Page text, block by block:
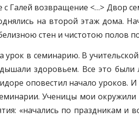
с Галей возвращение <…> Двор
на второй этаж дома.
стен и чистотою полов
урок в семинарию. В
дышали здоровьем. Все это
оповестил начало уроков.
Ученицы мои
«начались по праздникам и